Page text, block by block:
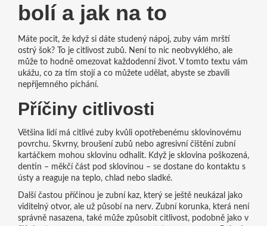
bolí a jak na to
Máte pocit, že když si dáte studený nápoj, zuby vám mrští
ostrý šok? To je citlivost zubů. Není to nic neobvyklého, ale
může to hodně omezovat každodenní život. V tomto textu vám
ukážu, co za tím stojí a co můžete udělat, abyste se zbavili
nepříjemného píchání.
Příčiny citlivosti
Většina lidí má citlivé zuby kvůli opotřebenému sklovinovému
povrchu. Skvrny, broušení zubů nebo agresivní čištění zubní
kartáčkem mohou sklovinu odhalit. Když je sklovina poškozená,
dentin – měkčí část pod sklovinou – se dostane do kontaktu s
ústy a reaguje na teplo, chlad nebo sladké.
Další častou příčinou je zubní kaz, který se ještě neukázal jako
viditelný otvor, ale už působí na nerv. Zubní korunka, která není
správně nasazena, také může způsobit citlivost, podobně jako v